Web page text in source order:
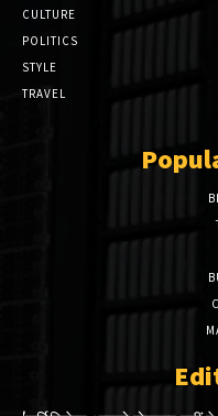
CULTURE
POLITICS
STYLE
TRAVEL